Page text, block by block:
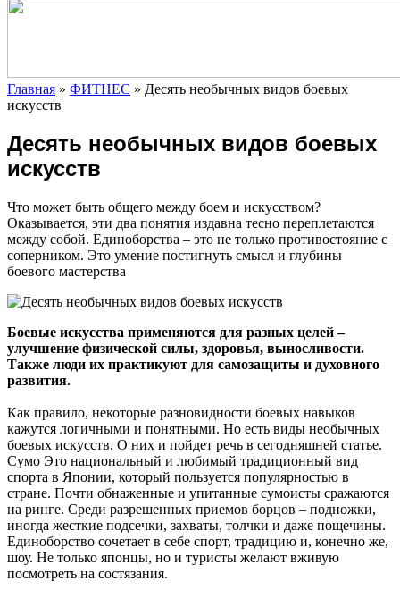
Главная » ФИТНЕС » Десять необычных видов боевых
искусств
Десять необычных видов боевых
искусств
Что может быть общего между боем и искусством?
Оказывается, эти два понятия издавна тесно переплетаются
между собой. Единоборства – это не только противостояние с
соперником. Это умение постигнуть смысл и глубины
боевого мастерства
Боевые искусства применяются для разных целей –
улучшение физической силы, здоровья, выносливости.
Также люди их практикуют для самозащиты и духовного
развития.
Как правило, некоторые разновидности боевых навыков
кажутся логичными и понятными. Но есть виды необычных
боевых искусств. О них и пойдет речь в сегодняшней статье.
Сумо Это национальный и любимый традиционный вид
спорта в Японии, который пользуется популярностью в
стране. Почти обнаженные и упитанные сумоисты сражаются
на ринге. Среди разрешенных приемов борцов – подножки,
иногда жесткие подсечки, захваты, толчки и даже пощечины.
Единоборство сочетает в себе спорт, традицию и, конечно же,
шоу. Не только японцы, но и туристы желают вживую
посмотреть на состязания.